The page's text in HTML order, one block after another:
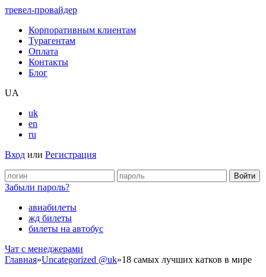
тревел-провайдер
Корпоративным клиентам
Турагентам
Оплата
Контакты
Блог
UA
uk
en
ru
Вход или Регистрация
Забыли пароль?
авиабилеты
жд билеты
билеты на автобус
Чат c менеджерами
Главная»Uncategorized @uk»18 самых лучших катков в мире